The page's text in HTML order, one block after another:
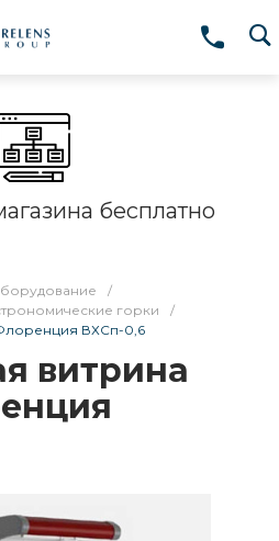
бесплатно
/
горки
/
ВХСп-0,6
витрина